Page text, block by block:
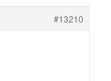
#13210